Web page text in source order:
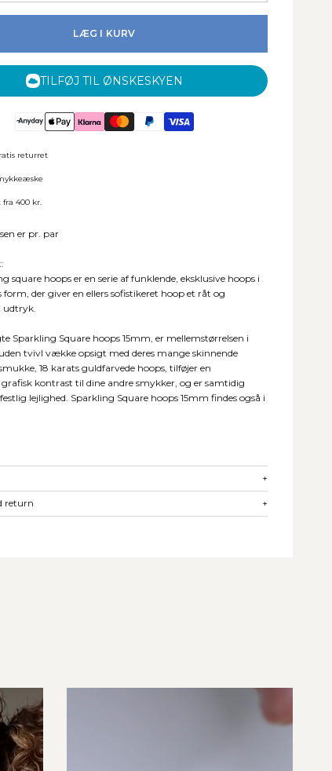
LÆG I KURV
TILFØJ TIL ØNSKESKYEN
returret
400 kr.
er pr. par
square hoops er en serie af funklende, eksklusive hoops i
form, der giver en ellers sofistikeret hoop et råt og
udtryk.
Sparkling Square hoops 15mm, er mellemstørrelsen i
tvivl vække opsigt med deres mange skinnende
18 karats guldfarvede hoops, tilføjer en
kontrast til dine andre smykker, og er samtidig
lejlighed. Sparkling Square hoops 15mm findes også i
+
return +